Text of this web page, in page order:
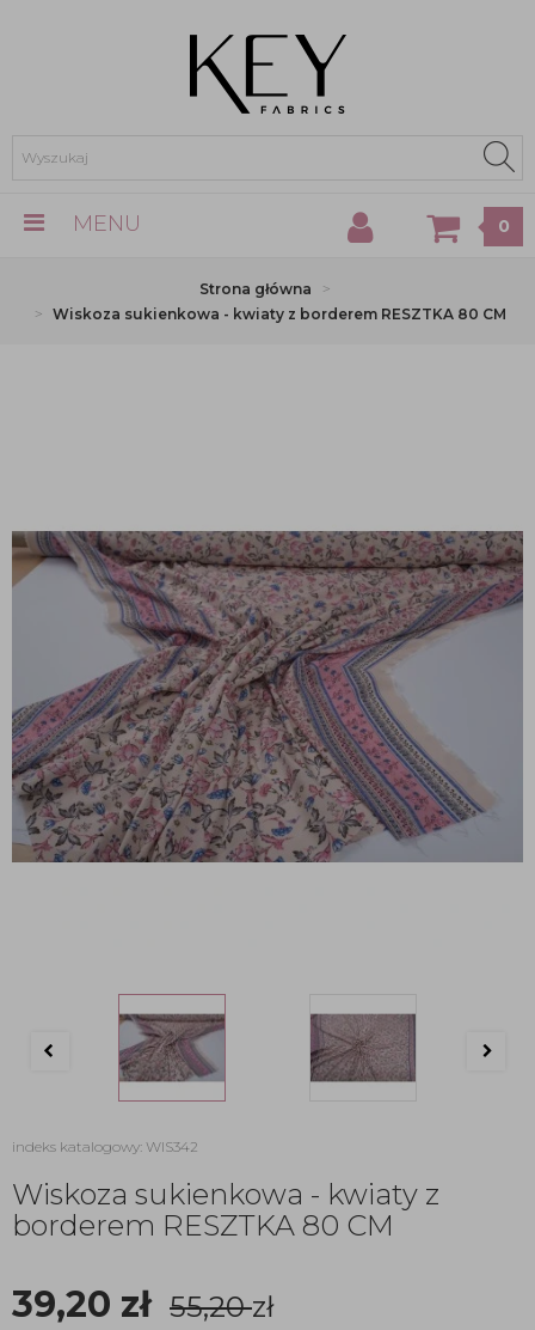
MENU 0
Strona główna
Wiskoza sukienkowa - kwiaty z borderem RESZTKA 80 CM
indeks katalogowy: WIS342
Wiskoza sukienkowa - kwiaty z
borderem RESZTKA 80 CM
39,20 zł 55,20zł